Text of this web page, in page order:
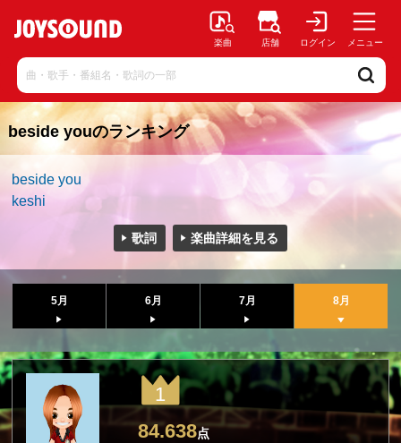
楽曲 店舗 ログイン メニュー
beside youのランキング
beside you
keshi
歌詞 楽曲詳細を見る
5月 6月 7月 8月
1
84.638点